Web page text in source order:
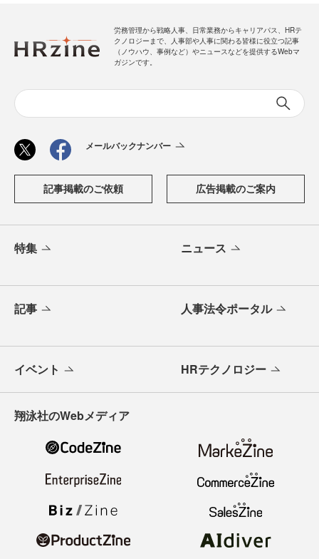
労務管理から戦略人事、日常業務からキャリアパス、HRテ
クノロジーまで、人事部や人事に関わる皆様に役立つ記事
（ノウハウ、事例など）やニュースなどを提供するWebマ
ガジンです。
メールバックナンバー
記事掲載のご依頼 広告掲載のご案内
特集 ニュース
記事 人事法令ポータル
イベント HRテクノロジー
翔泳社のWebメディア